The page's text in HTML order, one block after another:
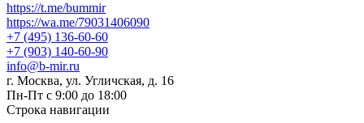
https://t.me/bummir
https://wa.me/79031406090
+7 (495) 136-60-60
+7 (903) 140-60-90
info@b-mir.ru
г. Москва, ул. Угличская, д. 16
Пн-Пт с 9:00 до 18:00
Строка навигации